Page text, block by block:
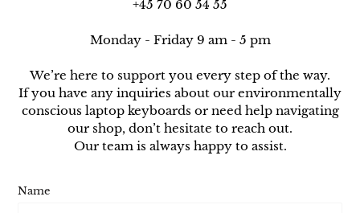
+45 70 60 54 55
Monday - Friday 9 am - 5 pm
We’re here to support you every step of the way.
If you have any inquiries about our environmentally
conscious laptop keyboards or need help navigating
our shop, don’t hesitate to reach out.
Our team is always happy to assist.
Name